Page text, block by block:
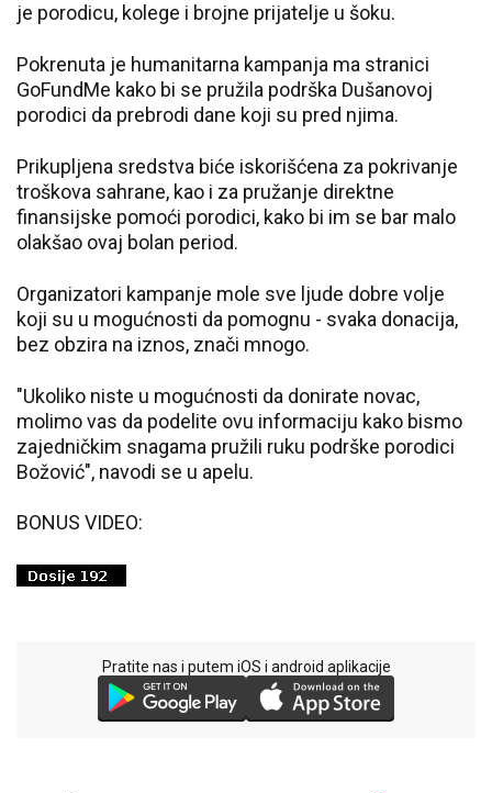
je porodicu, kolege i brojne prijatelje u šoku.
Pokrenuta je humanitarna kampanja ma stranici
GoFundMe kako bi se pružila podrška Dušanovoj
porodici da prebrodi dane koji su pred njima.
Prikupljena sredstva biće iskorišćena za pokrivanje
troškova sahrane, kao i za pružanje direktne
finansijske pomoći porodici, kako bi im se bar malo
olakšao ovaj bolan period.
Organizatori kampanje mole sve ljude dobre volje
koji su u mogućnosti da pomognu - svaka donacija,
bez obzira na iznos, znači mnogo.
"Ukoliko niste u mogućnosti da donirate novac,
molimo vas da podelite ovu informaciju kako bismo
zajedničkim snagama pružili ruku podrške porodici
Božović", navodi se u apelu.
BONUS VIDEO:
Pratite nas i putem iOS i android aplikacije